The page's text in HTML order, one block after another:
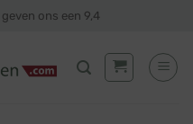
geven ons een 9,4